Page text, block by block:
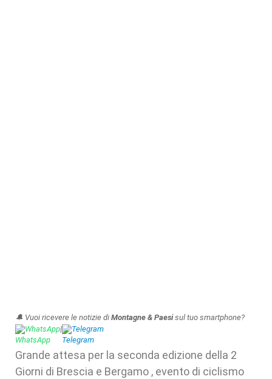
🔔 Vuoi ricevere le notizie di Montagne & Paesisul tuo smartphone?
WhatsApp| Telegram
Grande attesa per la seconda edizione della 2
Giorni di Brescia e Bergamo , evento di ciclismo